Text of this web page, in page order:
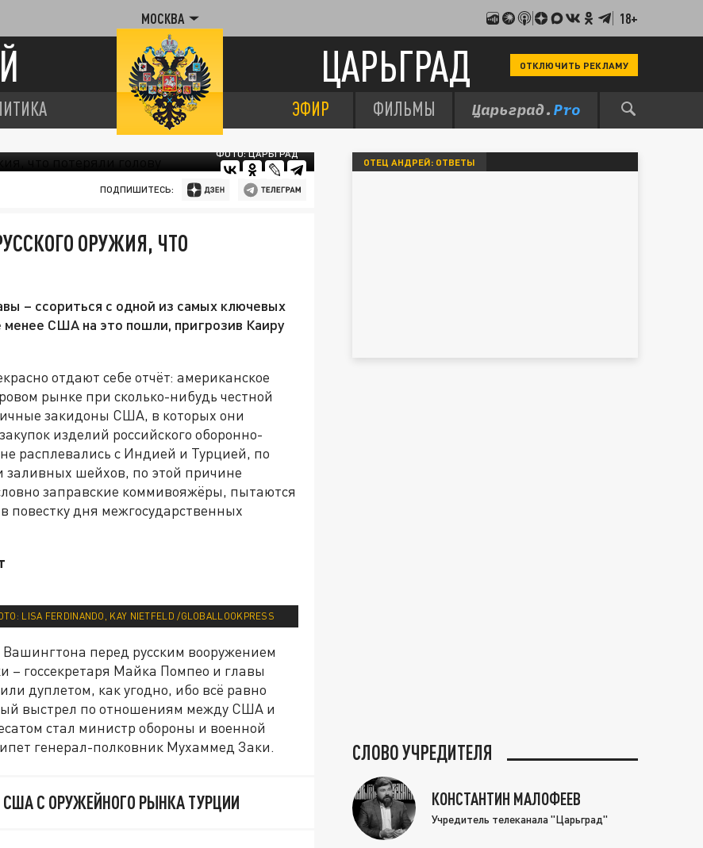
МОСКВА 18+
ЦАРЬГРАД ОТКЛЮЧИТЬ РЕКЛАМУ
ЭФИР ФИЛЬМЫ
ФОТО: ЦАРЬГРАД
ПОДПИШИТЕСЬ:
ОРУЖИЯ, ЧТО
– ссориться с одной из самых ключевых
США на это пошли, пригрозив Каиру
отдают себе отчёт: американское
рынке при сколько-нибудь честной
закидоны США, в которых они
изделий российского оборонно-
расплевались с Индией и Турцией, по
заливных шейхов, по этой причине
заправские коммивояжёры, пытаются
повестку дня межгосударственных
FERDINANDO, KAY NIETFELD /GLOBALLOOKPRESS
перед русским вооружением
– госсекретаря Майка Помпео и главы
дуплетом, как угодно, ибо всё равно
выстрел по отношениям между США и
стал министр обороны и военной
генерал-полковник Мухаммед Заки.
С ОРУЖЕЙНОГО РЫНКА ТУРЦИИ
ОТЕЦ АНДРЕЙ: ОТВЕТЫ
СЛОВО УЧРЕДИТЕЛЯ
КОНСТАНТИН МАЛОФЕЕВ
Учредитель телеканала "Царьград"